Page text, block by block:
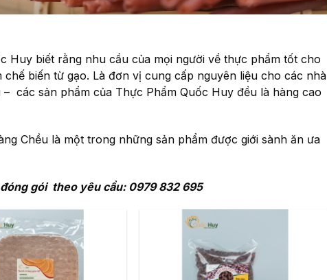
Huy biết rằng nhu cầu của mọi người về thực phẩm tốt cho
biến từ gạo. Là đơn vị cung cấp nguyên liệu cho các nhà
các sản phẩm của Thực Phẩm Quốc Huy đều là hàng cao
Chều là một trong những sản phẩm được giới sành ăn ưa
gói theo yêu cầu: 0979 832 695